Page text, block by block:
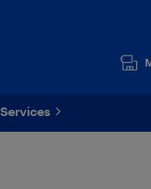
Services